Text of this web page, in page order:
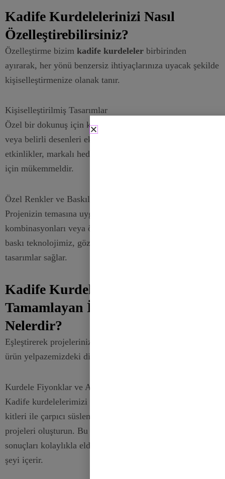
Kadife Kurdelelerinizi Nasıl
Özelleştirebilirsiniz?
Özelleştirme bizim kadife kurdeleler birbirinden
ayırarak, her yönü benzersiz ihtiyaçlarınıza uyacak şekilde
kişiselleştirmenize olanak tanır.
Kişiselleştirilmiş Tasarımlar
Özel bir dokunuş için kurdelelere logonuzu, marka adınızı
veya belirli desenleri ekleyin. Bu ürün kurumsal
etkinlikler, markalı hediyeler ve kişiselleştirilmiş el işleri
için mükemmeldir.
Özel Renkler ve Baskılar
Projenizin temasına uygun benzersiz renk
kombinasyonları veya özel baskılar talep edin. Gelişmiş
baskı teknolojimiz, göze çarpan canlı ve dayanıklı
tasarımlar sağlar.
Kadife Kurdelelerimizi
Tamamlayan İlgili Ürünler
Nelerdir?
Eşleştirerek projelerinizi geliştirin
ürün yelpazemizdeki diğer tamamlayıcı ürünlerle birlikte.
Kurdele Fiyonklar ve Aksesuar Setleri
Kadife kurdelelerimizi
kitleri ile çarpıcı süslemeler, hediye paketleri ve el işi
projeleri oluşturun. Bu kitler, profesyonel görünümlü
sonuçları kolaylıkla elde etmek için ihtiyacınız olan her
şeyi içerir.